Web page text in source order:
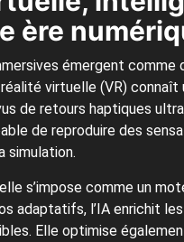
ère
émergent comme
virtuelle (VR)
de retours haptiques
de reproduire des
simulation.
s’impose comme un
adaptatifs, l’IA enrichit
Elle optimise